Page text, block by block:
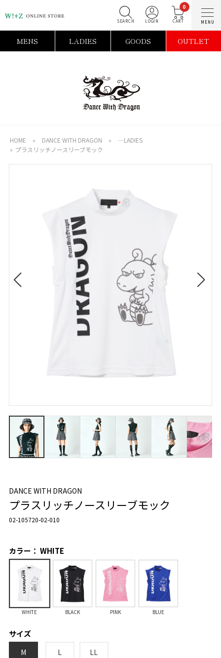
0
MENS LADIES GOODS OUTLET
HOME » DANCE WITH DRAGON »
―LADIES
» プラスリッチノースリーブモック
DANCE WITH DRAGON
プラスリッチノースリーブモック
02-105720-02-010
カラー： WHITE
WHITE BLACK PINK BLUE
サイズ
M L LL